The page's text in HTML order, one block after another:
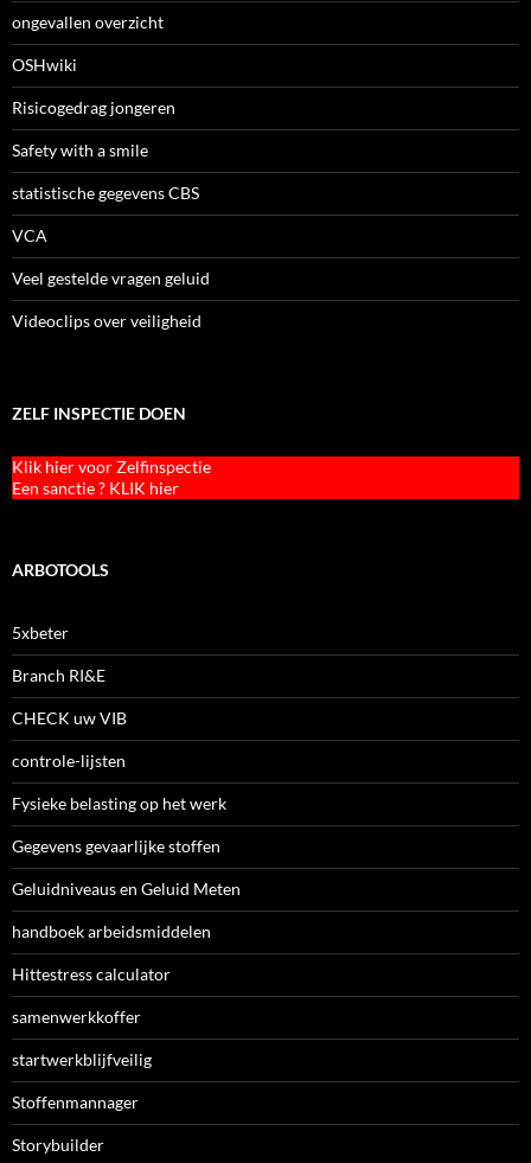
ongevallen overzicht
OSHwiki
Risicogedrag jongeren
Safety with a smile
statistische gegevens CBS
VCA
Veel gestelde vragen geluid
Videoclips over veiligheid
ZELF INSPECTIE DOEN
Klik hier voor Zelfinspectie
Een sanctie ? KLIK hier
ARBOTOOLS
5xbeter
Branch RI&E
CHECK uw VIB
controle-lijsten
Fysieke belasting op het werk
Gegevens gevaarlijke stoffen
Geluidniveaus en Geluid Meten
handboek arbeidsmiddelen
Hittestress calculator
samenwerkkoffer
startwerkblijfveilig
Stoffenmannager
Storybuilder